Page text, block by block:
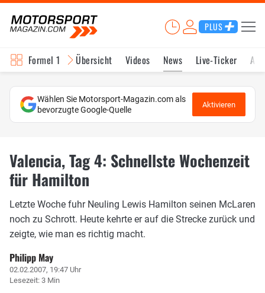
PLUS
Formel 1 Übersicht Videos News Live-Ticker
Wählen Sie Motorsport-Magazin.com als
bevorzugte Google-Quelle
Aktivieren
Valencia, Tag 4: Schnellste Wochenzeit
für Hamilton
Letzte Woche fuhr Neuling Lewis Hamilton seinen McLaren
noch zu Schrott. Heute kehrte er auf die Strecke zurück und
zeigte, wie man es richtig macht.
Philipp May
02.02.2007, 19:47 Uhr
Lesezeit: 3 Min